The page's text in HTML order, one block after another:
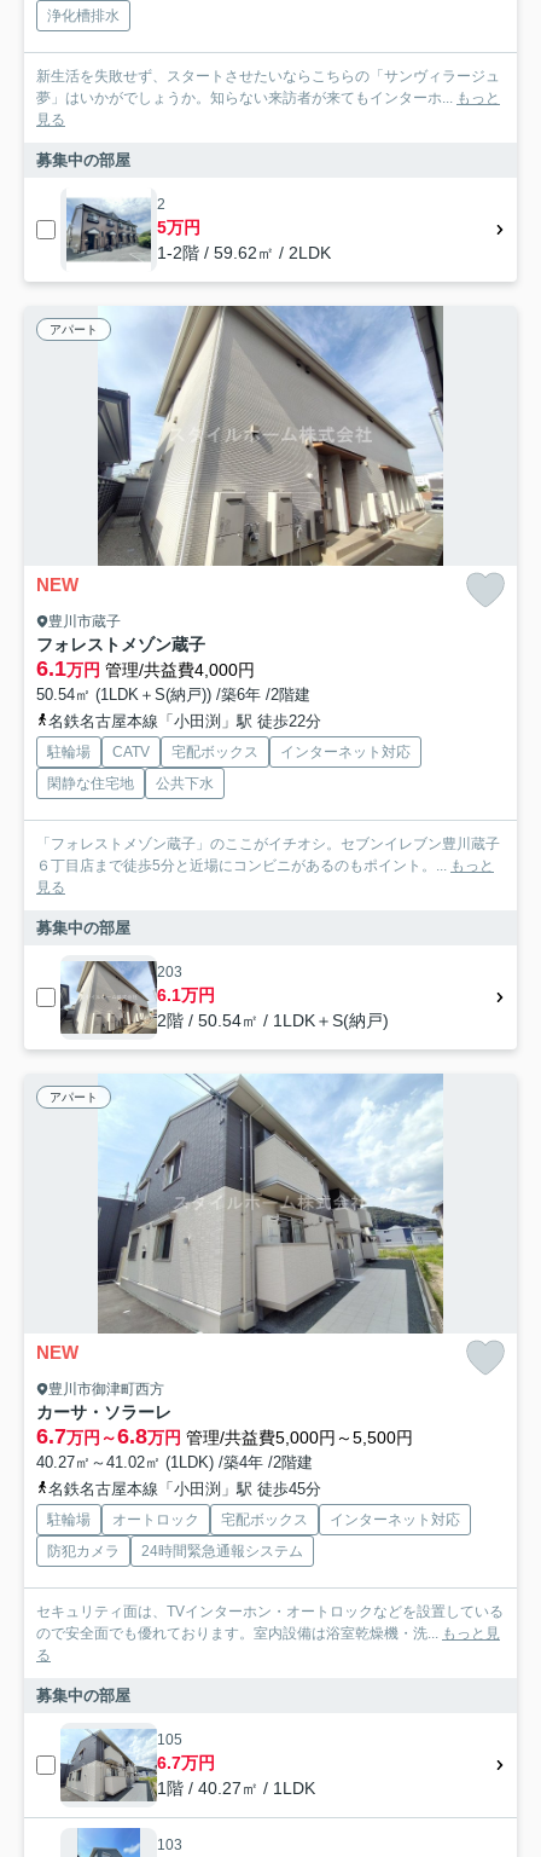
浄化槽排水
新生活を失敗せず、スタートさせたいならこちらの「サンヴィラージュ
夢」はいかがでしょうか。知らない来訪者が来てもインターホ... もっと
見る
募集中の部屋
2
5万円
1-2階 / 59.62㎡ / 2LDK
アパート
NEW
豊川市蔵子
フォレストメゾン蔵子
6.1万円 管理/共益費4,000円
50.54㎡ (1LDK＋S(納戸)) /築6年 /2階建
名鉄名古屋本線「小田渕」駅 徒歩22分
駐輪場 CATV 宅配ボックス
インターネット対応
閑静な住宅地
公共下水
「フォレストメゾン蔵子」のここがイチオシ。セブンイレブン豊川蔵子
６丁目店まで徒歩5分と近場にコンビニがあるのもポイント。... もっと
見る
募集中の部屋
203
6.1万円
2階 / 50.54㎡ / 1LDK＋S(納戸)
アパート
NEW
豊川市御津町西方
カーサ・ソラーレ
6.7万円～6.8万円 管理/共益費5,000円～5,500円
40.27㎡～41.02㎡ (1LDK) /築4年 /2階建
名鉄名古屋本線「小田渕」駅 徒歩45分
駐輪場 オートロック 宅配ボックス
インターネット対応
防犯カメラ
24時間緊急通報システム
セキュリティ面は、TVインターホン・オートロックなどを設置している
ので安全面でも優れております。室内設備は浴室乾燥機・洗... もっと見
る
募集中の部屋
105
6.7万円
1階 / 40.27㎡ / 1LDK
103